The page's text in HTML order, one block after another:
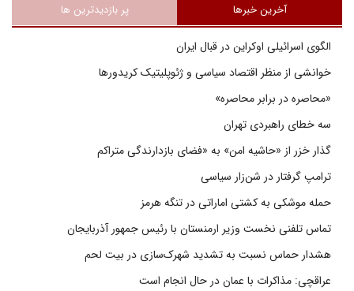
آخرین خبرها پر بازدیدترین ها
الگوی اسرائیلی اوکراین در قبال ایران
خوانشی از منظر اقتصاد سیاسی و ژئوپلیتیک کریدورها
«محاصره در برابر محاصره»
سه خطای راهبردی تهران
گذار خزر از «حاشیه امن» به «فضای بازدارندگی متراکم
ترامپ گرفتار در شن‌زار سیاسی
حمله موشکی به کشتی اماراتی در تنگه هرمز
تماس تلفنی نخست وزیر ارمنستان با رئیس جمهور آذربایجان
هشدار حماس نسبت به تشدید شهرک‌سازی در بیت‌ لحم
عراقچی: مذاکرات با عمان در حال انجام است